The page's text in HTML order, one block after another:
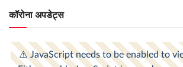
कॉरोना अपडेट्स